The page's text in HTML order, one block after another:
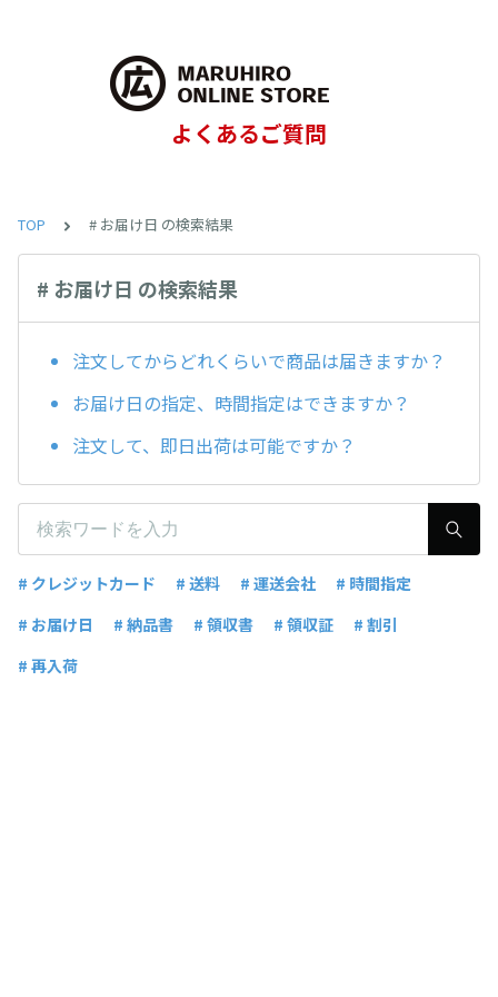
よくあるご質問
TOP # お届け日 の検索結果
# お届け日 の検索結果
注文してからどれくらいで商品は届きますか？
お届け日の指定、時間指定はできますか？
注文して、即日出荷は可能ですか？
# クレジットカード # 送料 # 運送会社
# 時間指定
# お届け日
# 納品書 # 領収書 # 領収証
# 割引
# 再入荷